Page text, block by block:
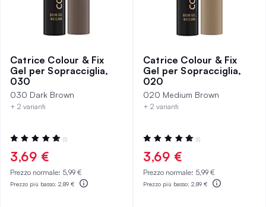
Catrice Colour & Fix
Gel per Sopracciglia,
030
030 Dark Brown
+ 2 varianti
Valutazione:
100%
(1)
3,69 €
Prezzo normale: 5,99 €
Prezzo più basso: 2,89 €
Catrice Colour & Fix
Gel per Sopracciglia,
020
020 Medium Brown
+ 2 varianti
Valutazione:
100%
(1)
3,69 €
Prezzo normale: 5,99 €
Prezzo più basso: 2,89 €